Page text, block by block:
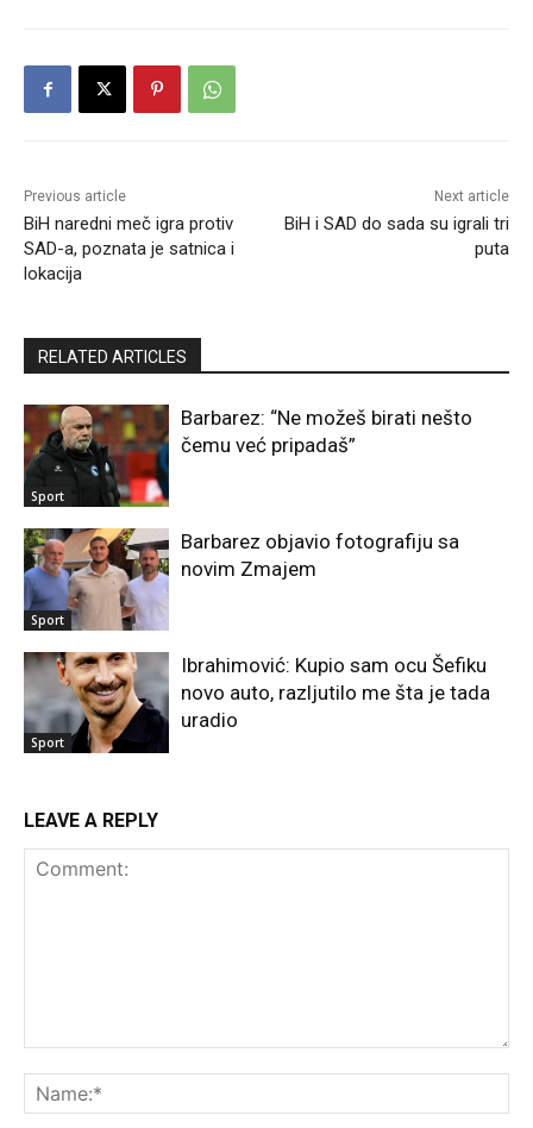
Previous article
BiH naredni meč igra protiv
SAD-a, poznata je satnica i
lokacija
Next article
BiH i SAD do sada su igrali tri
puta
RELATED ARTICLES
Sport
Barbarez: “Ne možeš birati nešto
čemu već pripadaš”
Sport
Barbarez objavio fotografiju sa
novim Zmajem
Sport
Ibrahimović: Kupio sam ocu Šefiku
novo auto, razljutilo me šta je tada
uradio
LEAVE A REPLY